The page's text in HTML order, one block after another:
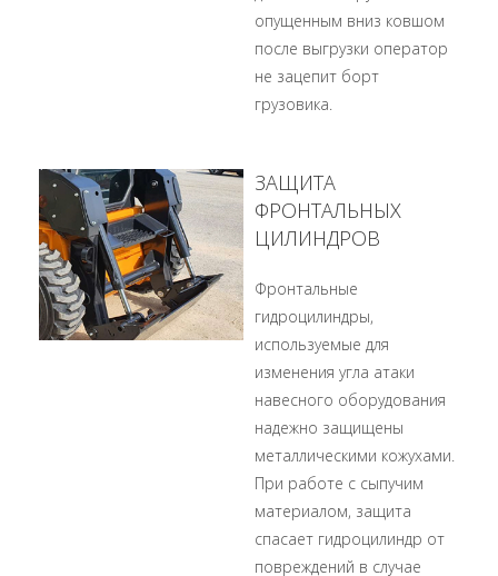
опущенным вниз ковшом
после выгрузки оператор
не зацепит борт
грузовика.
ЗАЩИТА
ФРОНТАЛЬНЫХ
ЦИЛИНДРОВ
Фронтальные
гидроцилиндры,
используемые для
изменения угла атаки
навесного оборудования
надежно защищены
металлическими кожухами.
При работе с сыпучим
материалом, защита
спасает гидроцилиндр от
повреждений в случае